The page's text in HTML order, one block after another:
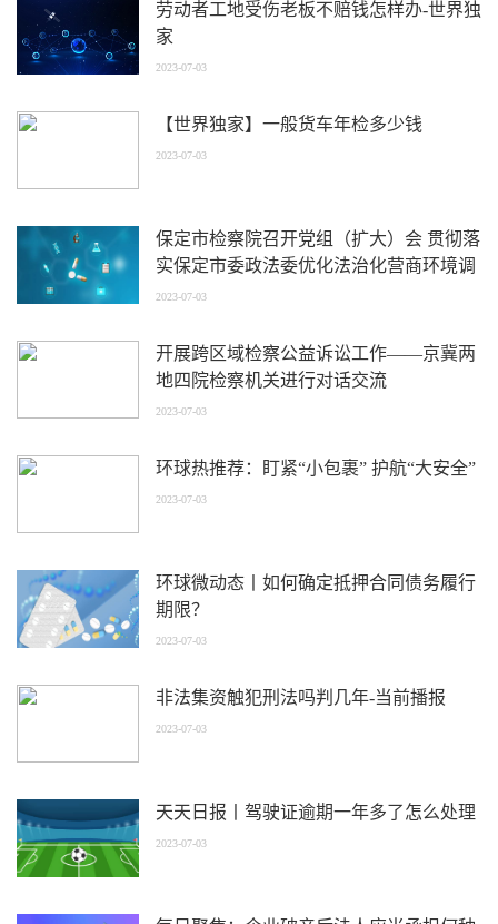
劳动者工地受伤老板不赔钱怎样办-世界独
家
2023-07-03
【世界独家】一般货车年检多少钱
2023-07-03
保定市检察院召开党组（扩大）会 贯彻落
实保定市委政法委优化法治化营商环境调
度会精神 世界今头条
2023-07-03
开展跨区域检察公益诉讼工作——京冀两
地四院检察机关进行对话交流
2023-07-03
环球热推荐：盯紧“小包裹” 护航“大安全”
2023-07-03
环球微动态丨如何确定抵押合同债务履行
期限？
2023-07-03
非法集资触犯刑法吗判几年-当前播报
2023-07-03
天天日报丨驾驶证逾期一年多了怎么处理
2023-07-03